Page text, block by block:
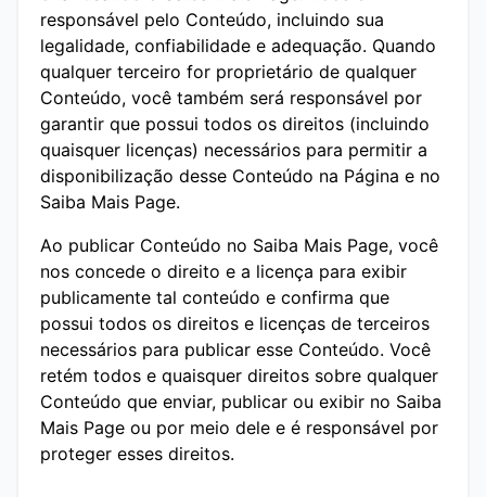
responsável pelo Conteúdo, incluindo sua
legalidade, confiabilidade e adequação. Quando
qualquer terceiro for proprietário de qualquer
Conteúdo, você também será responsável por
garantir que possui todos os direitos (incluindo
quaisquer licenças) necessários para permitir a
disponibilização desse Conteúdo na Página e no
Saiba Mais Page.
Ao publicar Conteúdo no Saiba Mais Page, você
nos concede o direito e a licença para exibir
publicamente tal conteúdo e confirma que
possui todos os direitos e licenças de terceiros
necessários para publicar esse Conteúdo. Você
retém todos e quaisquer direitos sobre qualquer
Conteúdo que enviar, publicar ou exibir no Saiba
Mais Page ou por meio dele e é responsável por
proteger esses direitos.